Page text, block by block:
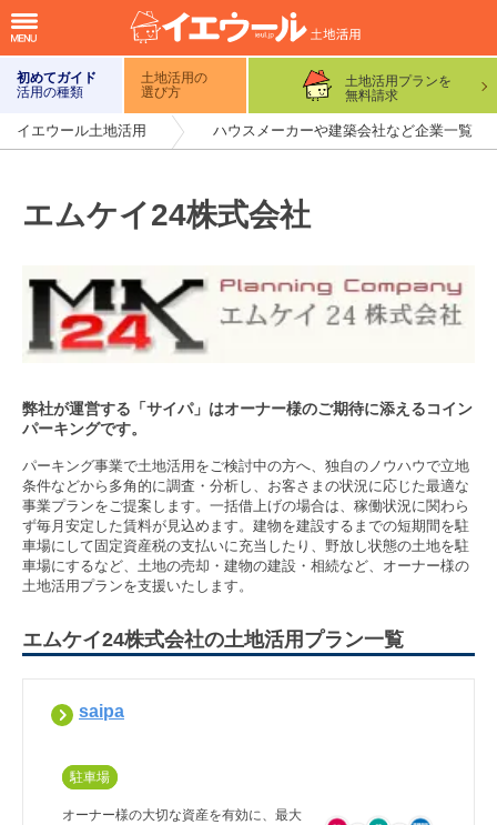
初めてガイド
活用の種類
土地活用の
選び方
土地活用プランを
無料請求
イエウール土地活用 ハウスメーカーや建築会社など企業一覧
エムケイ24株式会社
弊社が運営する「サイパ」はオーナー様のご期待に添えるコイン
パーキングです。
パーキング事業で土地活用をご検討中の方へ、独自のノウハウで立地
条件などから多角的に調査・分析し、お客さまの状況に応じた最適な
事業プランをご提案します。一括借上げの場合は、稼働状況に関わら
ず毎月安定した賃料が見込めます。建物を建設するまでの短期間を駐
車場にして固定資産税の支払いに充当したり、野放し状態の土地を駐
車場にするなど、土地の売却・建物の建設・相続など、オーナー様の
土地活用プランを支援いたします。
エムケイ24株式会社の土地活用プラン一覧
saipa
駐車場
オーナー様の大切な資産を有効に、最大